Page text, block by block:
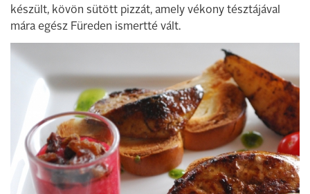
készült, kövön sütött pizzát, amely vékony tésztájával
mára egész Füreden ismertté vált.